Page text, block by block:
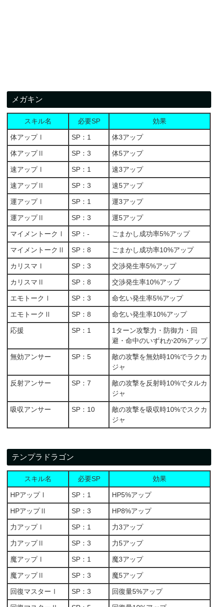
メガキン
スキル名 必要SP 効果
体アップⅠ SP：1 体3アップ
体アップⅡ SP：3 体5アップ
速アップⅠ SP：1 速3アップ
速アップⅡ SP：3 速5アップ
運アップⅠ SP：1 運3アップ
運アップⅡ SP：3 運5アップ
マイメントークⅠ SP：- ごまかし成功率5%アップ
マイメントークⅡ SP：8 ごまかし成功率10%アップ
カリスマⅠ SP：3 交渉発生率5%アップ
カリスマⅡ SP：8 交渉発生率10%アップ
エモトークⅠ SP：3 命乞い発生率5%アップ
エモトークⅡ SP：8 命乞い発生率10%アップ
応援 SP：1
1ターン攻撃力・防御力・回
避・命中のいずれか20%アップ
無効アンサー SP：5
敵の攻撃を無効時10%でラクカ
ジャ
反射アンサー SP：7
敵の攻撃を反射時10%でタルカ
ジャ
吸収アンサー SP：10
敵の攻撃を吸収時10%でスクカ
ジャ
テンプラドラゴン
スキル名 必要SP 効果
HPアップⅠ SP：1 HP5%アップ
HPアップⅡ SP：3 HP8%アップ
力アップⅠ SP：1 力3アップ
力アップⅡ SP：3 力5アップ
魔アップⅠ SP：1 魔3アップ
魔アップⅡ SP：3 魔5アップ
回復マスターⅠ SP：3 回復量5%アップ